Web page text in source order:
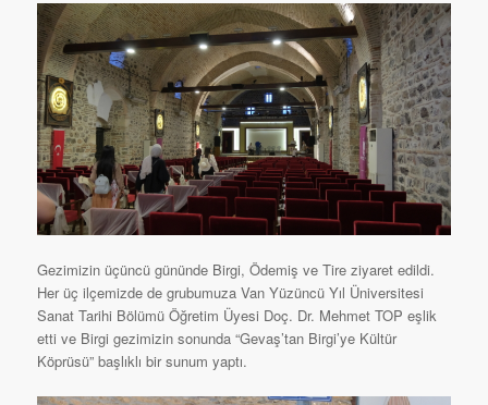
Gezimizin üçüncü gününde Birgi, Ödemiş ve Tire ziyaret edildi.
Her üç ilçemizde de grubumuza Van Yüzüncü Yıl Üniversitesi
Sanat Tarihi Bölümü Öğretim Üyesi Doç. Dr. Mehmet TOP eşlik
etti ve Birgi gezimizin sonunda “Gevaş’tan Birgi’ye Kültür
Köprüsü” başlıklı bir sunum yaptı.